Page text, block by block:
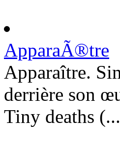
ApparaÃ®tre
Apparaître.
derrière son
Tiny deaths